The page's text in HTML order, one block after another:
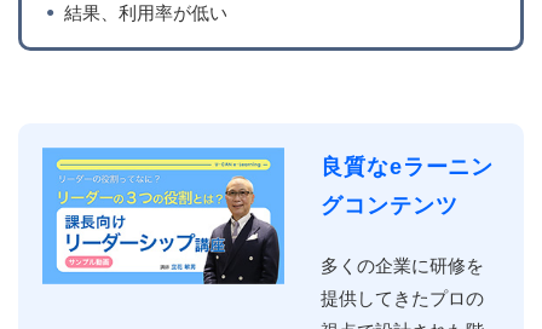
結果、利用率が低い
良質なeラーニン
グコンテンツ
多くの企業に研修を
提供してきたプロの